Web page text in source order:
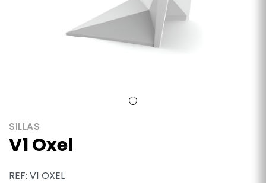
SILLAS
V1 Oxel
REF: V1 OXEL